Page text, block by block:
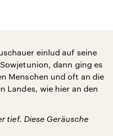
einlud auf seine
dann ging es
Menschen und oft an die
Landes, wie hier an den
tief. Diese Geräusche